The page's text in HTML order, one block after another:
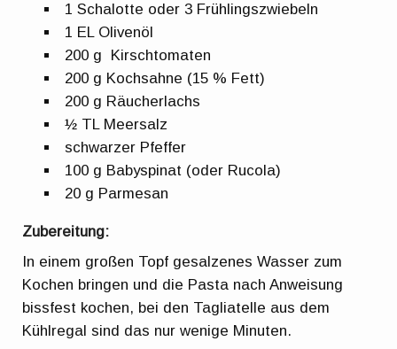
1 Schalotte oder 3 Frühlingszwiebeln
1 EL Olivenöl
200 g Kirschtomaten
200 g Kochsahne (15 % Fett)
200 g Räucherlachs
½ TL Meersalz
schwarzer Pfeffer
100 g Babyspinat (oder Rucola)
20 g Parmesan
Zubereitung:
In einem großen Topf gesalzenes Wasser zum
Kochen bringen und die Pasta nach Anweisung
bissfest kochen, bei den Tagliatelle aus dem
Kühlregal sind das nur wenige Minuten.